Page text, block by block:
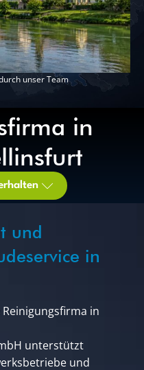
unser Team
in
und
in
in
unterstützt
und